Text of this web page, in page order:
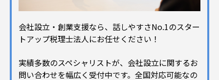
会社設立・創業支援なら、話しやすさNo.1のスター
トアップ税理士法人にお任せください！
実績多数のスペシャリストが、会社設立に関するお
問い合わせを幅広く受付中です。全国対応可能なの